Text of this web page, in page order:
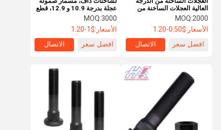
عجلة بدرجة 10.9 و 12.9، قطع
غيار عجلات شاحنات عالية
الجودة
MOQ:3000
الأسعار:$1-1.20
افضل سعر
الاتصال
العالية العجلات الساخنة من
الدرجة العالية العجلات الساخنة
من الدرجة العالية العجلات
الساخنة سيارات M24X1.5
MOQ:2000
الأسعار:$0.50-1.20
افضل سعر
الاتصال